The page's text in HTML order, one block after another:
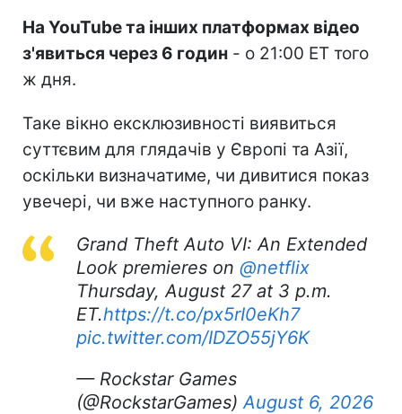
На YouTube та інших платформах відео
з'явиться через 6 годин - о 21:00 ET того
ж дня.
Таке вікно ексклюзивності виявиться
суттєвим для глядачів у Європі та Азії,
оскільки визначатиме, чи дивитися показ
увечері, чи вже наступного ранку.
Grand Theft Auto VI: An Extended
Look premieres on @netflix
Thursday, August 27 at 3 p.m.
ET.https://t.co/px5rI0eKh7
pic.twitter.com/IDZO55jY6K
— Rockstar Games
(@RockstarGames) August 6, 2026